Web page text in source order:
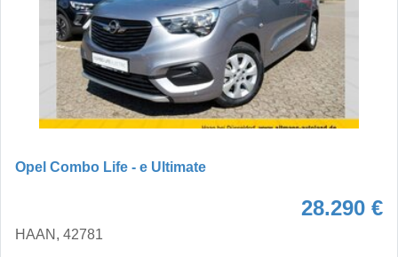
Opel Combo Life - e Ultimate
28.290 €
HAAN, 42781